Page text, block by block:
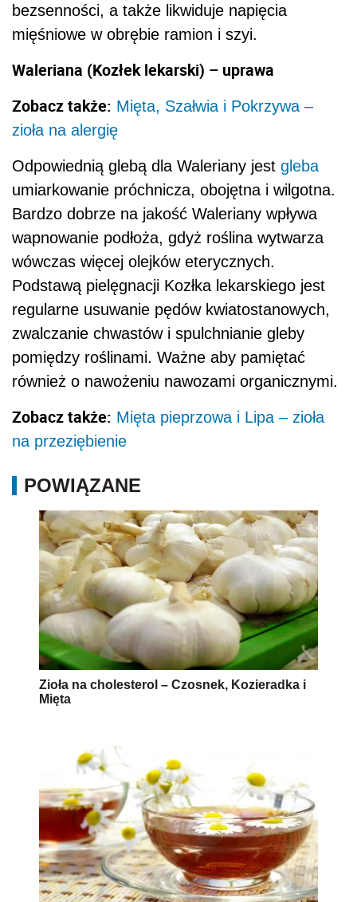
bezsenności, a także likwiduje napięcia
mięśniowe w obrębie ramion i szyi.
Waleriana (Kozłek lekarski) – uprawa
Zobacz także: Mięta, Szałwia i Pokrzywa –
zioła na alergię
Odpowiednią glebą dla Waleriany jest gleba
umiarkowanie próchnicza, obojętna i wilgotna.
Bardzo dobrze na jakość Waleriany wpływa
wapnowanie podłoża, gdyż roślina wytwarza
wówczas więcej olejków eterycznych.
Podstawą pielęgnacji Kozłka lekarskiego jest
regularne usuwanie pędów kwiatostanowych,
zwalczanie chwastów i spulchnianie gleby
pomiędzy roślinami. Ważne aby pamiętać
również o nawożeniu nawozami organicznymi.
Zobacz także: Mięta pieprzowa i Lipa – zioła
na przeziębienie
POWIĄZANE
Zioła na cholesterol – Czosnek, Kozieradka i
Mięta